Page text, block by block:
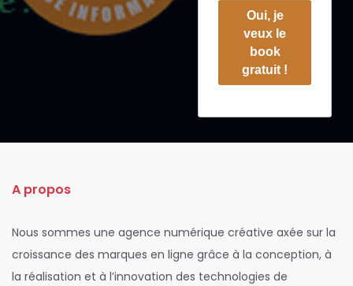
Oui, je
veux le
book
gratuit !
A propos
Nous sommes une agence numérique créative axée sur la
croissance des marques en ligne grâce à la conception, à
la réalisation et à l’innovation des technologies de